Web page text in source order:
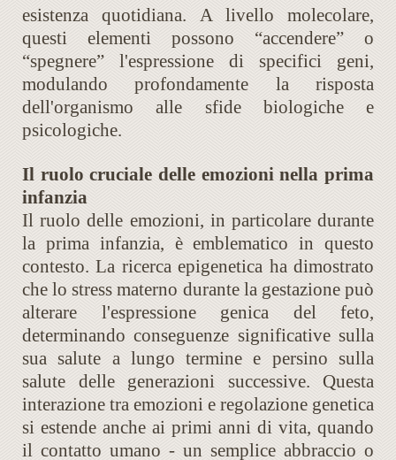
esistenza quotidiana. A livello molecolare,
questi elementi possono “accendere” o
“spegnere” l'espressione di specifici geni,
modulando profondamente la risposta
dell'organismo alle sfide biologiche e
psicologiche.
Il ruolo cruciale delle emozioni nella prima
infanzia
Il ruolo delle emozioni, in particolare durante
la prima infanzia, è emblematico in questo
contesto. La ricerca epigenetica ha dimostrato
che lo stress materno durante la gestazione può
alterare l'espressione genica del feto,
determinando conseguenze significative sulla
sua salute a lungo termine e persino sulla
salute delle generazioni successive. Questa
interazione tra emozioni e regolazione genetica
si estende anche ai primi anni di vita, quando
il contatto umano - un semplice abbraccio o